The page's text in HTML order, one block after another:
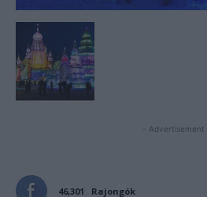
- Advertisement -
46,301 Rajongók